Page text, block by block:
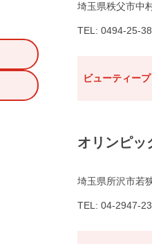
埼玉県秩父市中
TEL: 0494-25-
ビューティー
オリンピッ
埼玉県所沢市若
TEL: 04-2947-